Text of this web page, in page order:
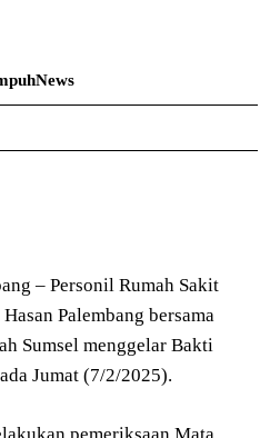
– Personil Rumah Sakit
Palembang bersama
Sumsel menggelar Bakti
Jumat (7/2/2025).
pemeriksaan Mata